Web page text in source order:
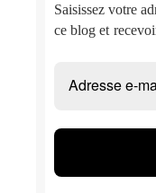
Saisissez votre
ce blog et